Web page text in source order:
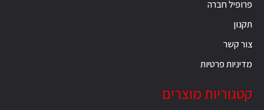
פרופיל חברה
תקנון
צור קשר
מדיניות פרטיות
קטגוריות מוצרים